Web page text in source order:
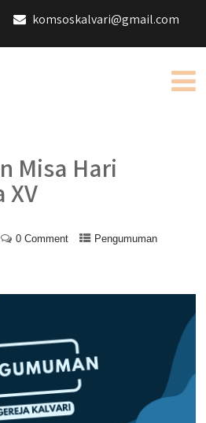
komsoskalvari@gmail.com
Misa Hari
XV
0 Comment Pengumuman